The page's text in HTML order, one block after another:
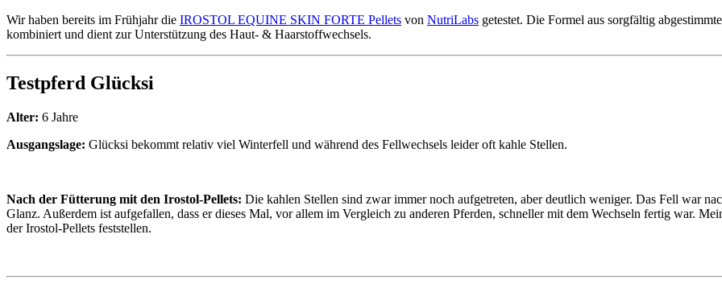
Wir haben bereits im Frühjahr die IROSTOL EQUINE SKIN FORTE Pellets von NutriLabs getestet. Die Formel aus sorgfältig
kombiniert und dient zur Unterstützung des Haut- & Haarstoffwechsels.
Testpferd Glücksi
Alter: 6 Jahre
Ausgangslage: Glücksi bekommt relativ viel Winterfell und während des Fellwechsels leider oft kahle Stellen.
Nach der Fütterung mit den Irostol-Pellets: Die kahlen Stellen sind zwar immer noch aufgetreten, aber deutlich weniger. Das Fell war
Glanz. Außerdem ist aufgefallen, dass er dieses Mal, vor allem im Vergleich zu anderen Pferden, schneller mit dem Wechseln fertig war.
der Irostol-Pellets feststellen.